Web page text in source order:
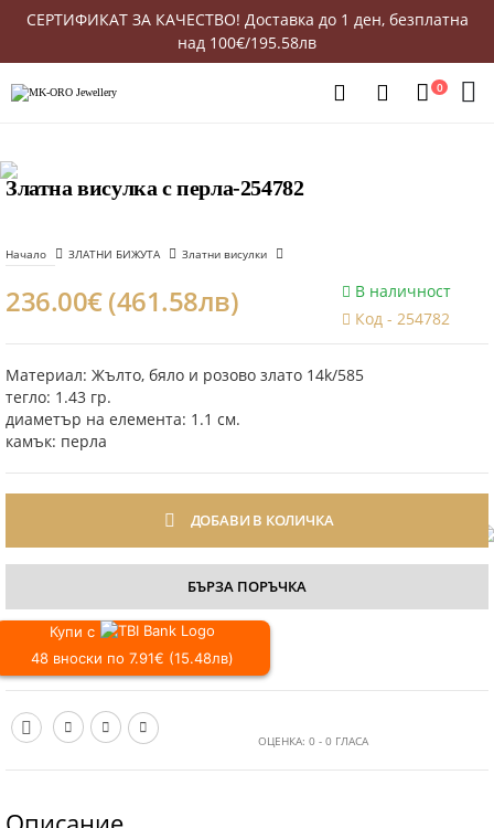
СЕРТИФИКАТ ЗА КАЧЕСТВО! Доставка до 1 ден, безплатна
над 100€/195.58лв
0
Златна висулка с перла-254782
Начало ЗЛАТНИ БИЖУТА Златни висулки
236.00€ (461.58лв)
В наличност
Код -254782
Материал: Жълто, бяло и розово злато 14k/585
тегло: 1.43 гр.
диаметър на елемента: 1.1 см.
камък: перла
ДОБАВИ В КОЛИЧКА
БЪРЗА ПОРЪЧКА
Купи с
48 вноски по 7.91€ (15.48лв)
ОЦЕНКА: 0 - 0 ГЛАСА